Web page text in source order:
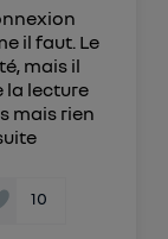
il faut. Le
mais il
la lecture
mais rien
10